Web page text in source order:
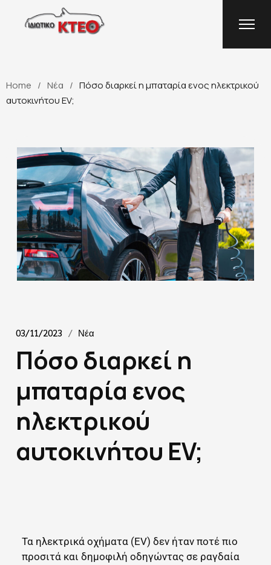
Home Νέα
Πόσο διαρκεί η μπαταρία ενος ηλεκτρικού
αυτοκινήτου EV;
03/11/2023 Νέα
Πόσο διαρκεί η
μπαταρία ενος
ηλεκτρικού
αυτοκινήτου EV;
Τα ηλεκτρικά οχήματα (EV) δεν ήταν ποτέ πιο
προσιτά και δημοφιλή οδηγώντας σε ραγδαία